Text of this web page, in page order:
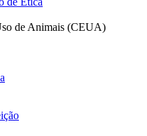
de Animais (CEUA)